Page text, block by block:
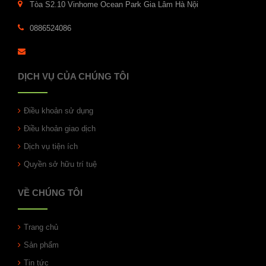
Tòa S2.10 Vinhome Ocean Park Gia Lâm Hà Nội
0886524086
DỊCH VỤ CỦA CHÚNG TÔI
Điều khoản sử dụng
Điều khoản giao dịch
Dịch vụ tiện ích
Quyền sở hữu trí tuệ
VỀ CHÚNG TÔI
Trang chủ
Sản phẩm
Tin tức